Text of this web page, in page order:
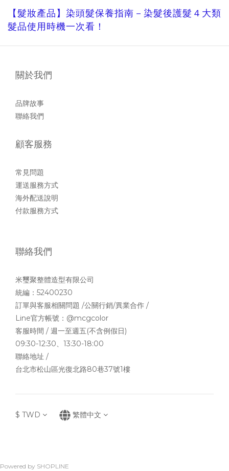
【髮妝產品】染頭髮保養指南－染髮後護髮４大類
髮品使用時機一次看！
關於我們
品牌故事
聯絡我們
顧客服務
常見問題
運送服務方式
海外配送說明
付款服務方式
聯絡我們
米璽聚整體造型有限公司
統編：52400230
訂單與客服相關問題 /公關行銷/異業合作 /
Line官方帳號： @mcgcolor
客服時間 / 週一至週五(不含例假日)
09:30-12:30、13:30-18:00
聯絡地址 /
台北市松山區光復北路80巷37號1樓
$ TWD 繁體中文
Powered by SHOPLINE